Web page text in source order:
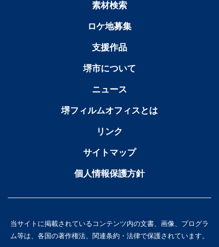
素材検索
ロケ地募集
支援作品
堺市について
ニュース
堺フィルムオフィスとは
リンク
サイトマップ
個人情報保護方針
当サイトに掲載されているコンテンツ内の文書、画像、プログラ
ム等は、各国の著作権法、関連条約・法律で保護されています。